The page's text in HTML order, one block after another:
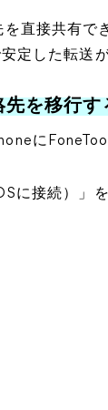
直接共有で
定した転送が
先を移行す
に
に接続）」